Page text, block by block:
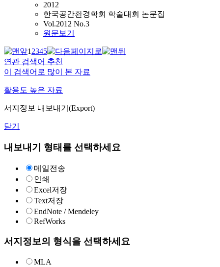
2012
한국공간환경학회 학술대회 논문집
Vol.2012 No.3
원문보기
12345
연관 검색어 추천
이 검색어로 많이 본 자료
활용도 높은 자료
서지정보 내보내기(Export)
닫기
내보내기 형태를 선택하세요
메일전송
인쇄
Excel저장
Text저장
EndNote / Mendeley
RefWorks
서지정보의 형식을 선택하세요
MLA